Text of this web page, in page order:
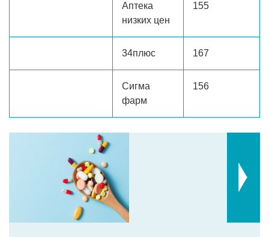
Аптека
низких цен
155
34плюс 167
Сигма
фарм
156